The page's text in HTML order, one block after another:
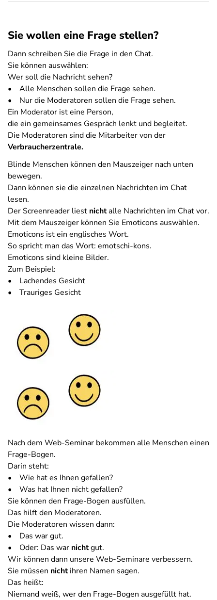
Sie wollen eine Frage stellen?
Dann schreiben Sie die Frage in den Chat.
Sie können auswählen:
Wer soll die Nachricht sehen?
• Alle Menschen sollen die Frage sehen.
• Nur die Moderatoren sollen die Frage sehen.
Ein Moderator ist eine Person,
die ein gemeinsames Gespräch lenkt und begleitet.
Die Moderatoren sind die Mitarbeiter von der
Verbraucherzentrale.
Blinde Menschen können den Mauszeiger nach unten
bewegen.
Dann können sie die einzelnen Nachrichten im Chat
lesen.
Der Screenreader liest nichtalle Nachrichten im Chat vor.
Mit dem Mauszeiger können Sie Emoticons auswählen.
Emoticons ist ein englisches Wort.
So spricht man das Wort: emotschi-kons.
Emoticons sind kleine Bilder.
Zum Beispiel:
• Lachendes Gesicht
• Trauriges Gesicht
Nach dem Web-Seminar bekommen alle Menschen einen
Frage-Bogen.
Darin steht:
• Wie hat es Ihnen gefallen?
• Was hat Ihnen nicht gefallen?
Sie können den Frage-Bogen ausfüllen.
Das hilft den Moderatoren.
Die Moderatoren wissen dann:
• Das war gut.
• Oder: Das war nichtgut.
Wir können dann unsere Web-Seminare verbessern.
Sie müssen nichtihren Namen sagen.
Das heißt:
Niemand weiß, wer den Frage-Bogen ausgefüllt hat.